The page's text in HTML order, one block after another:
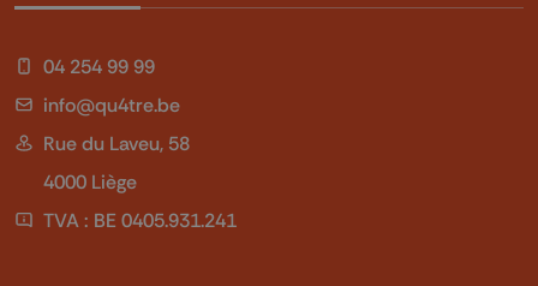
04 254 99 99
info@qu4tre.be
Rue du Laveu, 58
4000 Liège
TVA : BE 0405.931.241